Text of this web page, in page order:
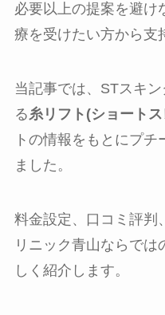
必要以上の提案を避け
療を受けたい方から支
当記事では、STスキ
る 糸リフト(ショート
トの情報をもとにプ
ました。
料金設定、口コミ評判
リニック青山ならで
しく紹介します。